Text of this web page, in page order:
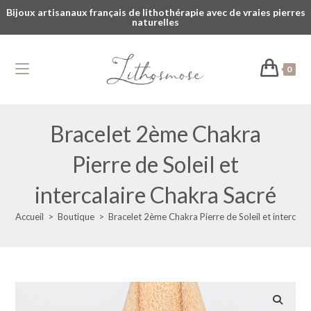
Bijoux artisanaux français de lithothérapie avec de vraies pierres
naturelles
0
Bracelet 2ème Chakra
Pierre de Soleil et
intercalaire Chakra Sacré
Accueil > Boutique > Bracelet 2ème Chakra Pierre de Soleil et